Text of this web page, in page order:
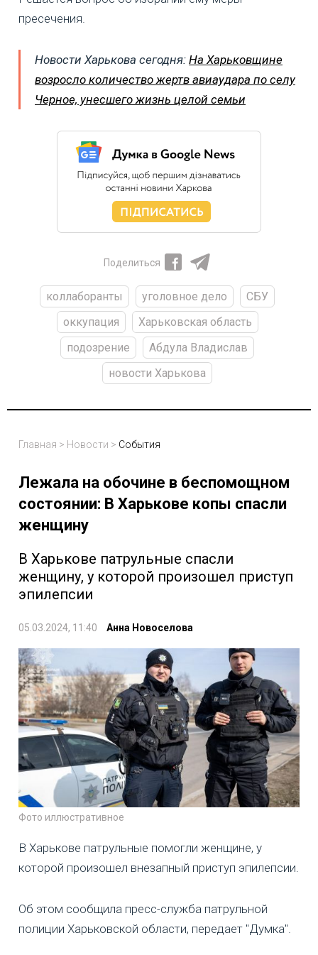
пресечения.
Новости Харькова сегодня: На Харьковщине
возросло количество жертв авиаудара по селу
Черное, унесшего жизнь целой семьи
Поделиться
коллаборанты уголовное дело
СБУ
оккупация
Харьковская область
подозрение
Абдула Владислав
новости Харькова
Главная > Новости > События
Лежала на обочине в беспомощном
состоянии: В Харькове копы спасли
женщину
В Харькове патрульные спасли
женщину, у которой произошел приступ
эпилепсии
05.03.2024, 11:40 Анна Новоселова
Фото иллюстративное
В Харькове патрульные помогли женщине, у
которой произошел внезапный приступ эпилепсии.
Об этом сообщила пресс-служба патрульной
полиции Харьковской области, передает "Думка".